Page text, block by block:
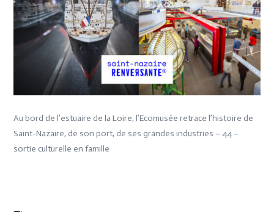
Au bord de l’estuaire de la Loire, l’Ecomusée retrace l’histoire de
Saint-Nazaire, de son port, de ses grandes industries – 44 –
sortie culturelle en famille